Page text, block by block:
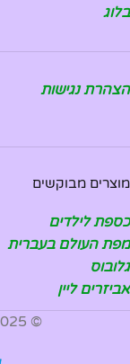
בלוג
הצהרת נגישות
מוצרים מבוקשים
כספת לילדים
מפת העולם בעברית
גלובוס
אביזרים ליין
© 2025 כל הזכויות שמורות לתן גיפט